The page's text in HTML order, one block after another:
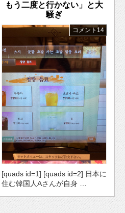
もう二度と行かない」と大
騒ぎ
コメント14
[quads id=1] [quads id=2] 日本に
住む韓国人Aさんが自身 …